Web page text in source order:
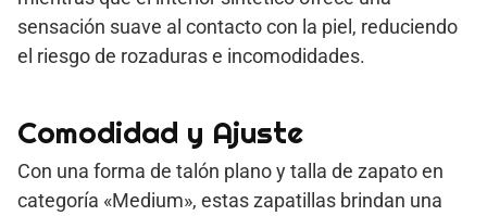
sensación suave al contacto con la piel, reduciendo
el riesgo de rozaduras e incomodidades.
Comodidad y Ajuste
Con una forma de talón plano y talla de zapato en
categoría «Medium», estas zapatillas brindan una